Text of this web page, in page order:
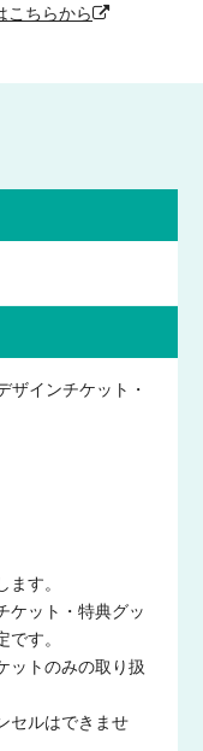
こちらから
ザインチケット・
す。
ケット・特典グッ
す。
ットのみの取り扱
セルはできませ